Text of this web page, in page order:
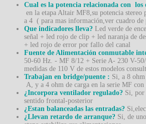
Cual es la potencia relacionada con los
en la etapa Altair MF8,su potencia stereo
a 4 ( para mas información,ver cuadro de
Que indicadores lleva? Led verde de
señal + led rojo de clip + led naranja de
+ led rojo de error por fallo del canal
Fuente de Alimentación conmutable
50-60 Hz. - MF 8/12 + Serie A- 230 V-
medidas de 110 V de estos modelos
Trabajan en bridge/puente : Si, a 8
A, y a 4 ohm de carga en la serie MF
¿Incorpora ventilador regulado? Si, por
sentido frontal-posterior
¿Estan balanceadas las entradas?
¿Llevan retardo de arranque? Si, de